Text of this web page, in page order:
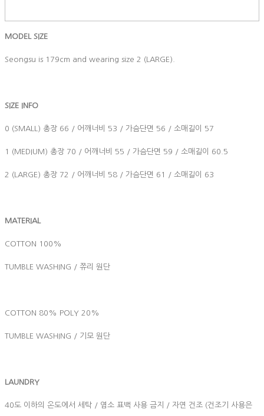
MODEL SIZE
Seongsu is 179cm and wearing size 2 (LARGE).
SIZE INFO
0 (SMALL) 총장 66 / 어깨너비 53 / 가슴단면 56 / 소매길이 57
1 (MEDIUM) 총장 70 / 어깨너비 55 / 가슴단면 59 / 소매길이 60.5
2 (LARGE) 총장 72 / 어깨너비 58 / 가슴단면 61 / 소매길이 63
MATERIAL
COTTON 100%
TUMBLE WASHING / 쮸리 원단
COTTON 80% POLY 20%
TUMBLE WASHING / 기모 원단
LAUNDRY
40도 이하의 온도에서 세탁 / 염소 표백 사용 금지 / 자연 건조 (건조기 사용은